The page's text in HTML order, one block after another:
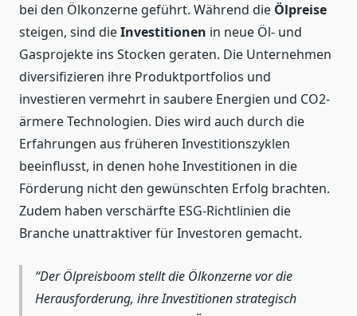
bei den Ölkonzerne geführt. Während die Ölpreise
steigen, sind dieInvestitionen in neue Öl- und
Gasprojekte ins Stocken geraten. Die Unternehmen
diversifizieren ihre Produktportfolios und
investieren vermehrt in saubere Energien und CO2-
ärmere Technologien. Dies wird auch durch die
Erfahrungen aus früheren Investitionszyklen
beeinflusst, in denen hohe Investitionen in die
Förderung nicht den gewünschten Erfolg brachten.
Zudem haben verschärfte ESG-Richtlinien die
Branche unattraktiver für Investoren gemacht.
Der Ölpreisboom stellt die Ölkonzerne vor die
Herausforderung, ihre Investitionen strategisch